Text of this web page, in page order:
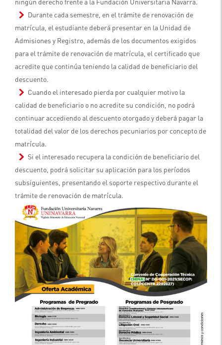
Durante cada semestre, en el trámite de renovación de
matrícula, el estudiante deberá presentar en la Unidad de
Admisiones y Registro, además de los documentos exigidos
para el trámite de renovación de matrícula, el certificado que
acredite que continúa teniendo la calidad de beneficiario del
descuento.
Cuando el interesado pierda por cualquier motivo la
calidad de beneficiario o no acredite su condición, no podrá
continuar accediendo al descuento otorgado y deberá pagar la
totalidad del valor de los derechos pecuniarios por concepto de
matrícula.
Si el interesado recupera la condición de beneficiario del
descuento, podrá solicitar su aplicación para los períodos
subsiguientes, presentando el soporte respectivo durante el
trámite de renovación de matrícula.